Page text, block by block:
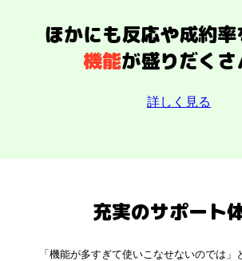
ほかにも反応や成約
機能が盛りだくさ
詳しく見る
充実のサポート
「機能が多すぎて使いこなせないのでは」